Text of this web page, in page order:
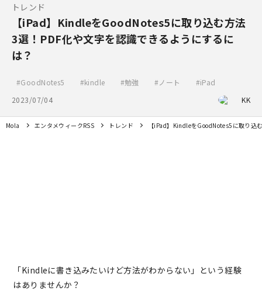
トレンド
【iPad】KindleをGoodNotes5に取り込む方法
3選！PDF化や文字を認識できるようにするに
は？
GoodNotes5 kindle 勉強 ノート
iPad
2023/07/04
KK
Mola エンタメウィークRSS トレンド 【iPad】KindleをGoodNotes5に取り込
「Kindleに書き込みたいけど方法がわからない」という経験
はありませんか？